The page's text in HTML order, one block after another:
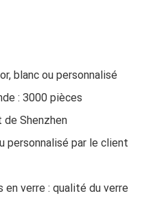
blanc ou personnalisé
: 3000 pièces
de Shenzhen
personnalisé par le client
verre : qualité du verre